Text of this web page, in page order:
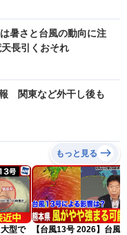
暑さと台風の動向に注
長引くおそれ
関東など外干し後も
もっと見る
型で
【台風13号 2026】台風